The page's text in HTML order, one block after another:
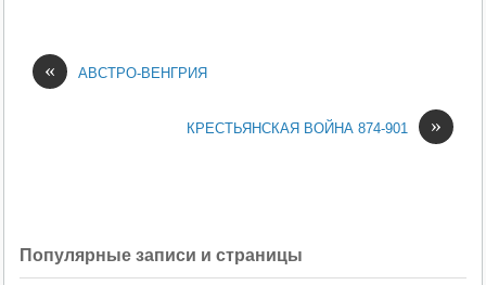
« АВСТРО-ВЕНГРИЯ
»
КРЕСТЬЯНСКАЯ ВОЙНА 874-901
Популярные записи и страницы